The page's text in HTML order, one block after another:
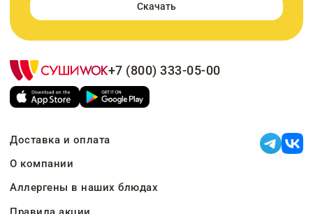
Скачать
+7 (800) 333-05-00
Доставка и оплата
О компании
Аллергены в наших блюдах